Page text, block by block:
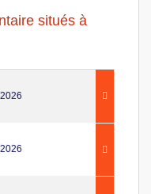
situés à